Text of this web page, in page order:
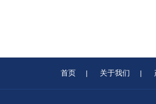
首页 | 关于我们 |